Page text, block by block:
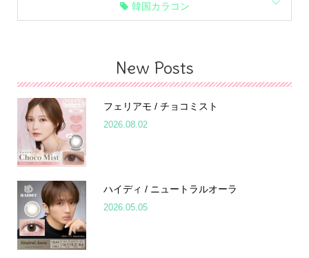
韓国カラコン
New Posts
フェリアモ / チョコミスト
2026.08.02
ハイディ / ニュートラルオーラ
2026.05.05